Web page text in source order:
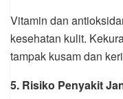
Vitamin dan
kesehatan kulit.
tampak kusam dan
5. Risiko Penyakit